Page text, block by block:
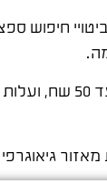
חיפוש